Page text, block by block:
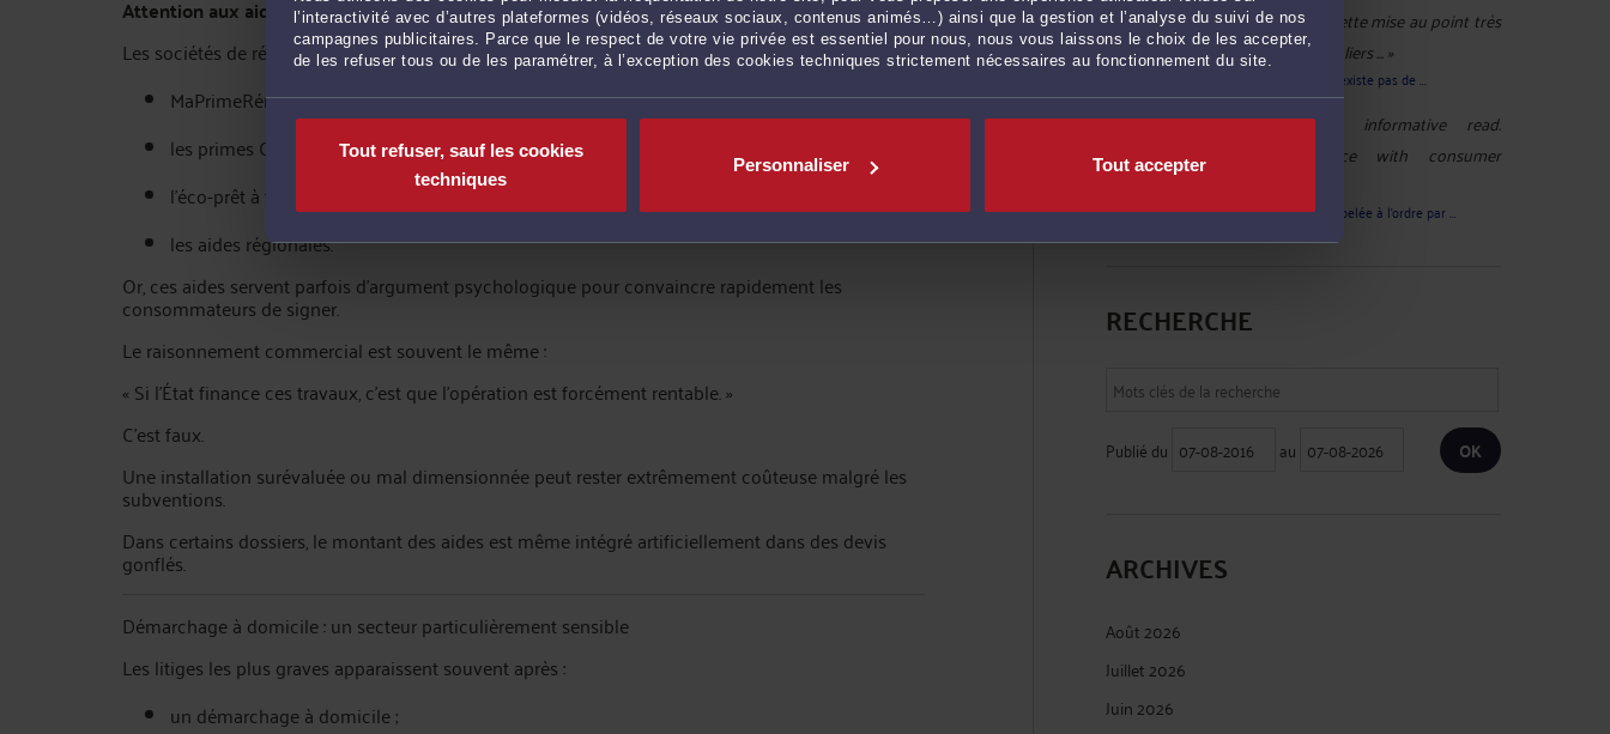
l’interactivité avec d’autres plateformes (vidéos, réseaux sociaux, contenus animés…) ainsi que la gestion et l’analyse du suivi de nos
campagnes publicitaires. Parce que le respect de votre vie privée est essentiel pour nous, nous vous laissons le choix de les accepter,
de les refuser tous ou de les paramétrer, à l’exception des cookies techniques strictement nécessaires au fonctionnement du site.
Tout refuser, sauf les cookies
techniques
Personnaliser Tout accepter
Attention aux aides de l’État utilisées comme argument de vente
Les sociétés de rénovation énergétique mettent fréquemment en avant :
MaPrimeRénov’ ;
les primes CEE ;
l’éco-prêt à taux zéro ;
les aides régionales.
Or, ces aides servent parfois d’argument psychologique pour convaincre rapidement les
consommateurs de signer.
Le raisonnement commercial est souvent le même :
« Si l’État finance ces travaux, c'est que l’opération est forcément rentable. »
C’est faux.
Une installation surévaluée ou mal dimensionnée peut rester extrêmement coûteuse malgré les
subventions.
Dans certains dossiers, le montant des aides est même intégré artificiellement dans des devis
gonflés.
Démarchage à domicile : un secteur particulièrement sensible
Les litiges les plus graves apparaissent souvent après :
un démarchage à domicile ;
M. Olivia OLIVIA :« Merci pour cette mise au point très
importante. Beaucoup de particuliers ... »
Arnaque : il n'existe pas de ...
amandawalker178 :
« Very informative read.
Transparency and compliance with consumer
protection ... »
Le 23 juil. 2026 à 12:09surVOLOTEA rappelée à l’ordre par ...
RECHERCHE
Publié du au
ARCHIVES
Août 2026
Juillet 2026
Juin 2026